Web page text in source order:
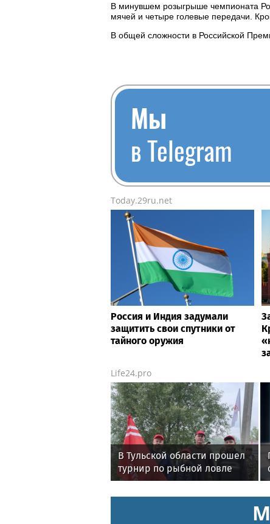
В минувшем розыгрыше чемпионата
мячей и четыре голевые передачи.
В общей сложности в Российской
Мы
в Telegram
Today.29ru.net
Россия и Индия задумали
защитить свои спутники от
тайного оружия
Life24.pro
В Тульской области прошел
турнир по рыбной ловле
среди команд
железнодорожников